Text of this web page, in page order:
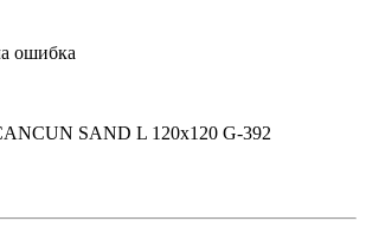
ошибка
SAND L 120х120 G-392